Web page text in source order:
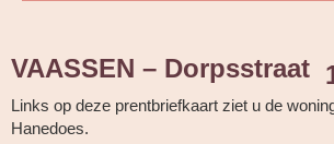
VAASSEN – Dorpsstraat
Links op deze prentbriefkaart ziet u de
Hanedoes.